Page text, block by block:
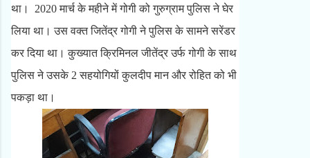
था। 2020 मार्च के महीने में गोगी को गुरुग्राम पुलिस ने घेर
लिया था। उस वक्त जितेंद्र गोगी ने पुलिस के सामने सरेंडर
कर दिया था। कुख्यात क्रिमिनल जीतेंद्र उर्फ गोगी के साथ
पुलिस ने उसके 2 सहयोगियों कुलदीप मान और रोहित को भी
पकड़ा था।